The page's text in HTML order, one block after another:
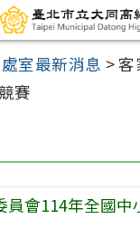
處室最新消息 >客
賽
員會114年全國中